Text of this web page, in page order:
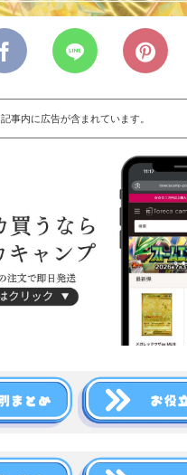
記事内に広告が含まれています。